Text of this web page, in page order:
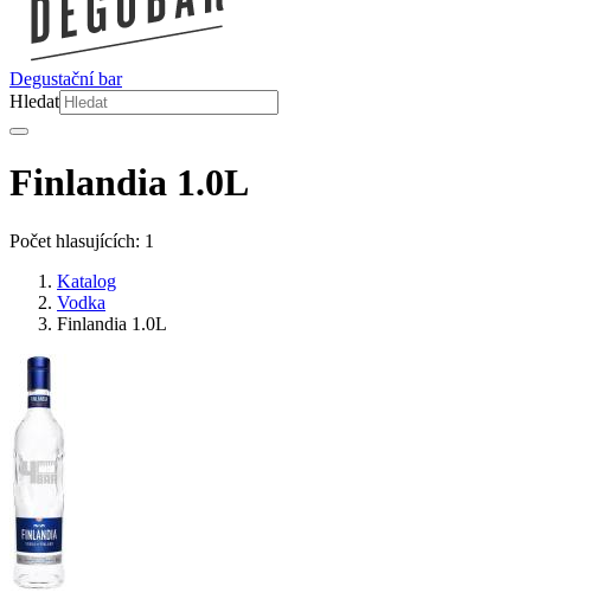
Degustační bar
Hledat
Finlandia 1.0L
Počet hlasujících: 1
Katalog
Vodka
Finlandia 1.0L